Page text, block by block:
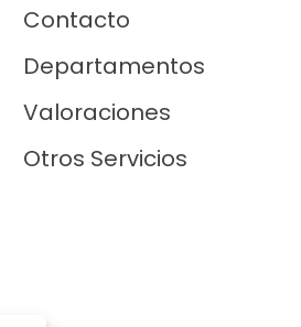
Contacto
Departamentos
Valoraciones
Otros Servicios